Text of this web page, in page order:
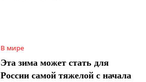
В мире
Эта зима может стать для
России самой тяжелой с начала